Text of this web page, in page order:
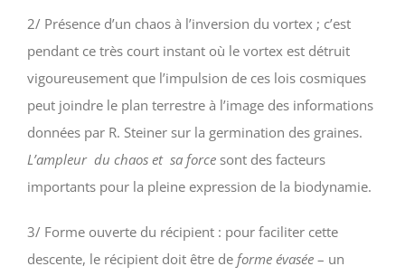
2/ Présence d’un chaos à l’inversion du vortex ; c’est
pendant ce très court instant où le vortex est détruit
vigoureusement que l’impulsion de ces lois cosmiques
peut joindre le plan terrestre à l’image des informations
données par R. Steiner sur la germination des graines.
L’ampleur du chaos et sa force sont des facteurs
importants pour la pleine expression de la biodynamie.
3/ Forme ouverte du récipient : pour faciliter cette
descente, le récipient doit être de forme évasée – un